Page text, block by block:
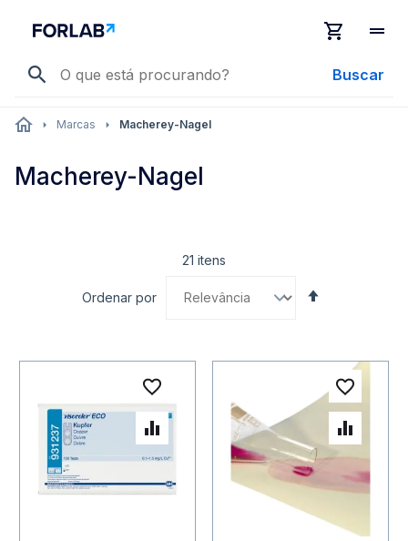
Buscar
Marcas Macherey-Nagel
Macherey-Nagel
21 itens
Ordenar por
Adicionar à lista de
Adicionar para Comparar